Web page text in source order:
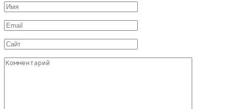
Имя
*
Email
*
Сайт
Комментарий